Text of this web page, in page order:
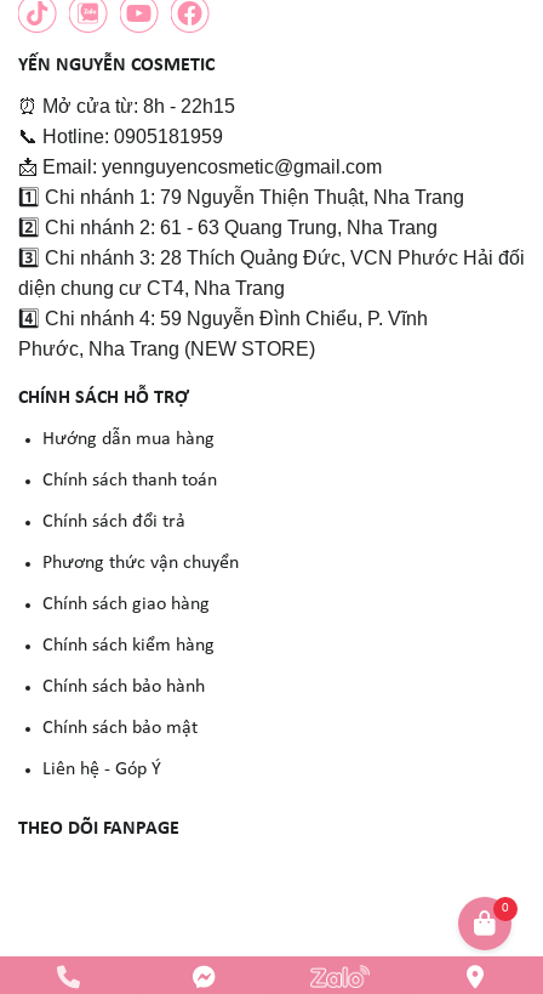
YẾN NGUYỄN COSMETIC
⏰ Mở cửa từ: 8h - 22h15
📞 Hotline: 0905181959
📩 Email: yennguyencosmetic@gmail.com
1️⃣ Chi nhánh 1: 79 Nguyễn Thiện Thuật, Nha Trang
2️⃣ Chi nhánh 2: 61 - 63 Quang Trung, Nha Trang
3️⃣ Chi nhánh 3: 28 Thích Quảng Đức, VCN Phước Hải đối
diện chung cư CT4, Nha Trang
4️⃣ Chi nhánh 4: 59 Nguyễn Đình Chiểu, P. Vĩnh
Phước, Nha Trang (NEW STORE)
CHÍNH SÁCH HỖ TRỢ
Hướng dẫn mua hàng
Chính sách thanh toán
Chính sách đổi trả
Phương thức vận chuyển
Chính sách giao hàng
Chính sách kiểm hàng
Chính sách bảo hành
Chính sách bảo mật
Liên hệ - Góp Ý
THEO DÕI FANPAGE
Copyright © 2023 - YẾN NGUYỄN COSMETIC. All rights reserved. Design by
0